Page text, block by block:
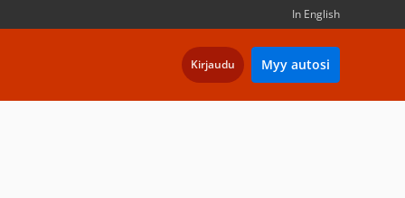
In English
Kirjaudu Myy autosi